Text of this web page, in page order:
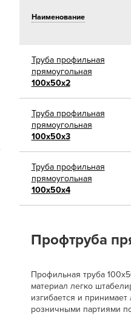
Наименование
Труба профильная
прямоугольная
100х50х2
Труба профильная
прямоугольная
100х50х3
Труба профильная
прямоугольная
100х50х4
Профтруба
Профильная труба
материал легко
изгибается и
розничными партиями